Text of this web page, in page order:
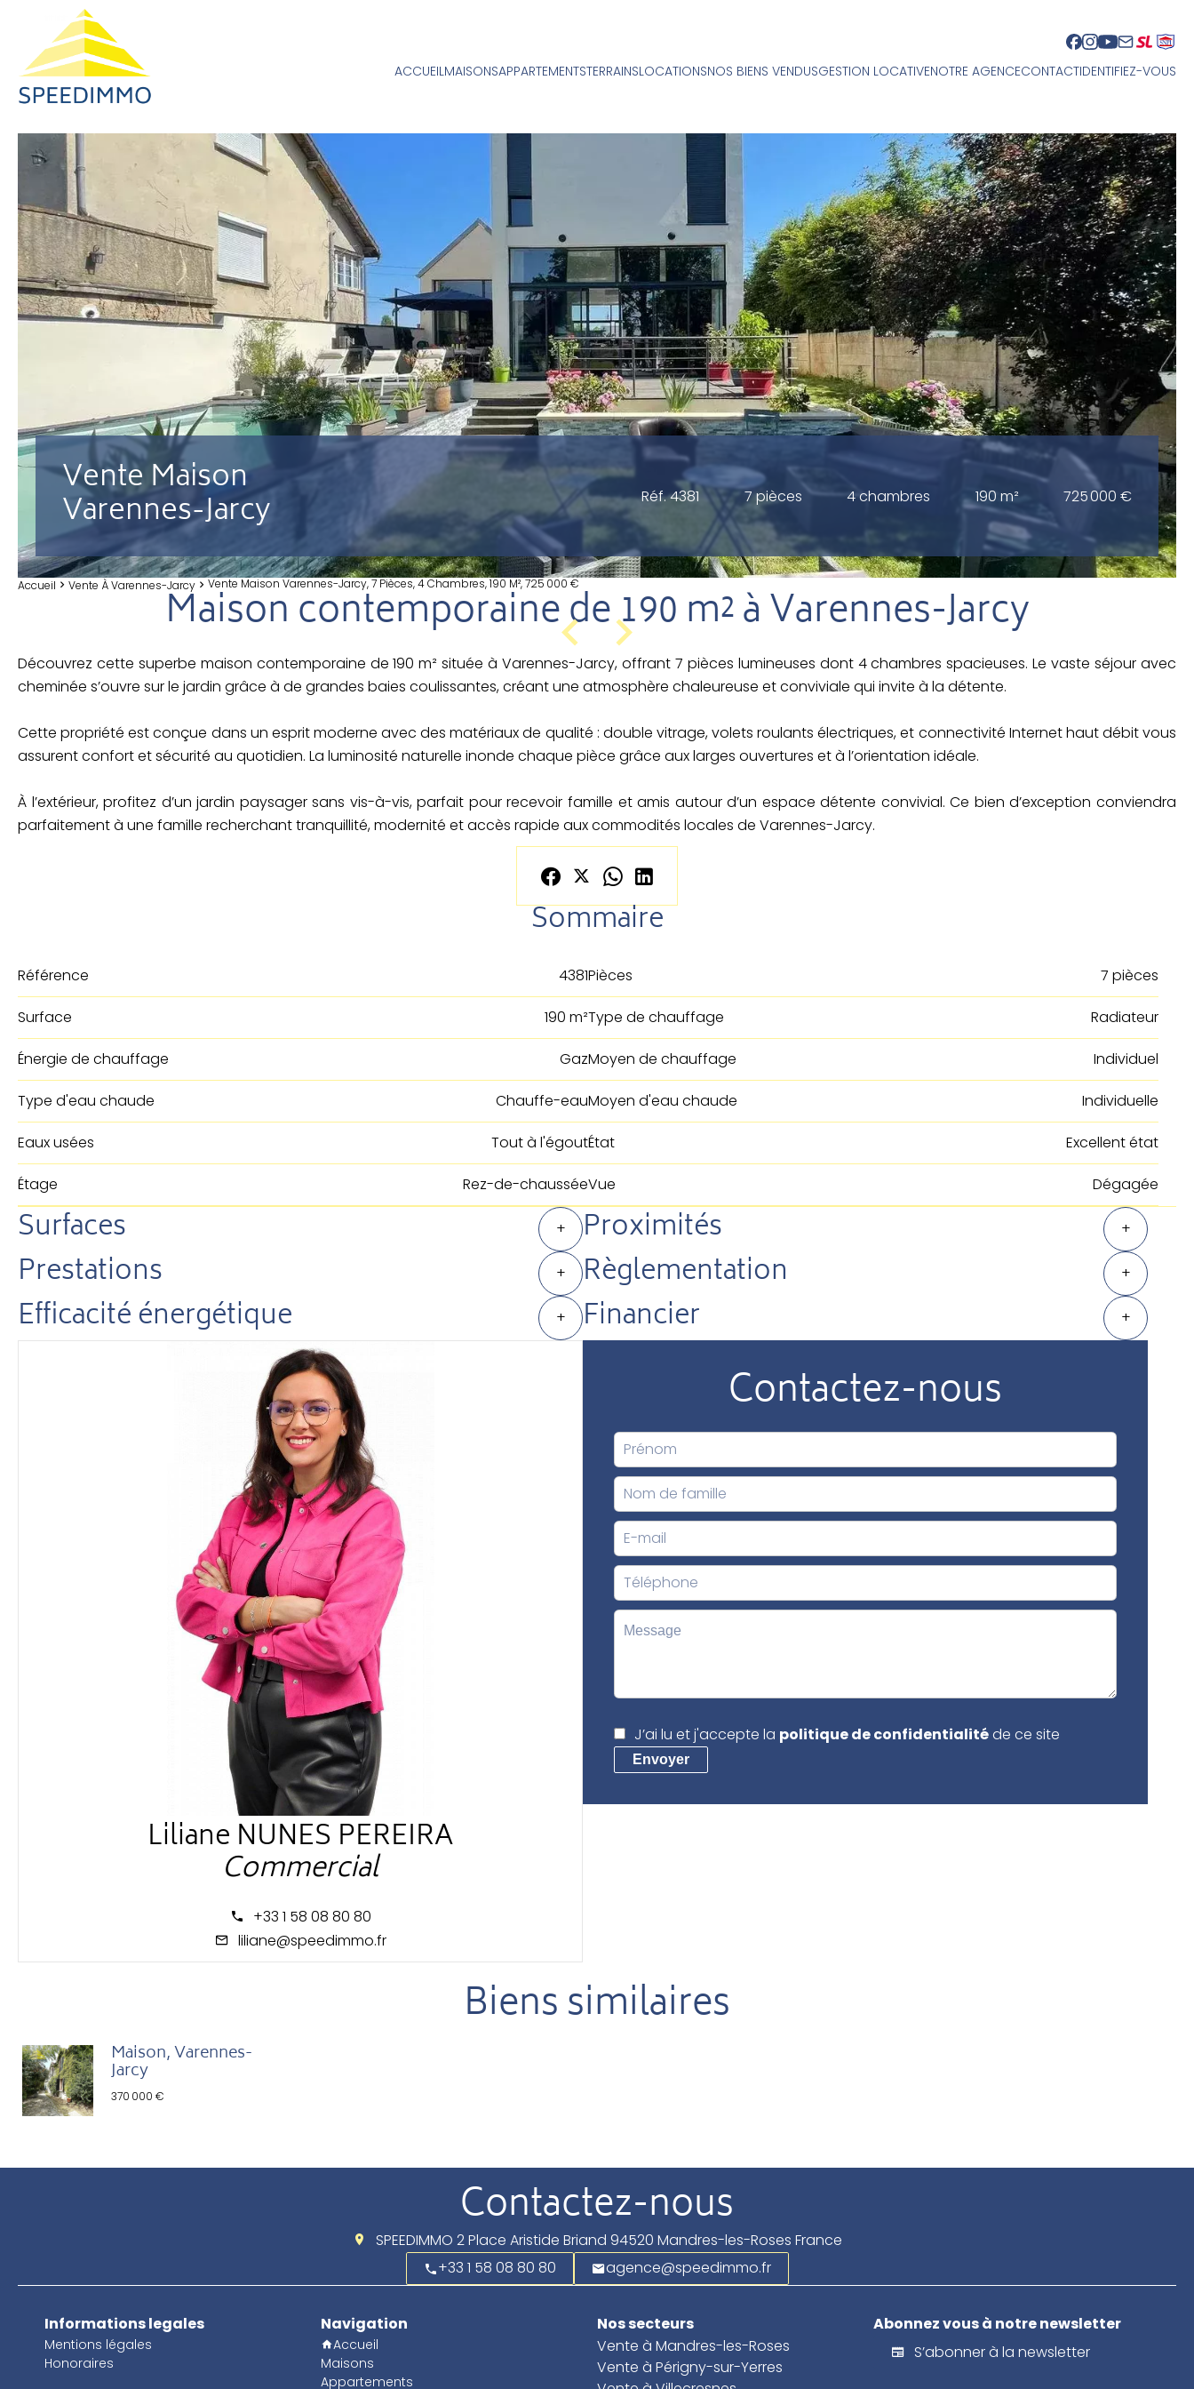
ACCUEILMAISONSAPPARTEMENTSTERRAINSLOCATIONSNOS BIENS VENDUSGESTION LOCATIVENOTRE AGENCECONTACTIDENTIFIEZ-VOUS
Vente Maison
Varennes-Jarcy Réf. 4381 7 pièces 4 chambres 190 m² 725 000 €
Accueil Vente À Varennes-Jarcy Vente Maison Varennes-Jarcy, 7 Pièces, 4 Chambres, 190 M², 725 000 €
Maison contemporaine de 190 m² à Varennes-Jarcy
Découvrez cette superbe maison contemporaine de 190 m² située à Varennes-Jarcy, offrant 7 pièces lumineuses dont 4 chambres spacieuses. Le vaste séjour avec
cheminée s’ouvre sur le jardin grâce à de grandes baies coulissantes, créant une atmosphère chaleureuse et conviviale qui invite à la détente.
Cette propriété est conçue dans un esprit moderne avec des matériaux de qualité : double vitrage, volets roulants électriques, et connectivité Internet haut débit vous
assurent confort et sécurité au quotidien. La luminosité naturelle inonde chaque pièce grâce aux larges ouvertures et à l’orientation idéale.
À l’extérieur, profitez d’un jardin paysager sans vis-à-vis, parfait pour recevoir famille et amis autour d’un espace détente convivial. Ce bien d’exception conviendra
parfaitement à une famille recherchant tranquillité, modernité et accès rapide aux commodités locales de Varennes-Jarcy.
Sommaire
Référence 4381Pièces 7 pièces
Surface 190 m²Type de chauffage Radiateur
Énergie de chauffage GazMoyen de chauffage Individuel
Type d'eau chaude Chauffe-eauMoyen d'eau chaude Individuelle
Eaux usées Tout à l'égoutÉtat Excellent état
Étage Rez-de-chausséeVue Dégagée
Surfaces + Proximités +
Prestations + Règlementation +
Efficacité énergétique + Financier +
Liliane NUNES PEREIRA
Commercial
+33 1 58 08 80 80
liliane@speedimmo.fr
Contactez-nous
J’ai lu et j'accepte la politique de confidentialitéde ce site
Envoyer
Biens similaires
Maison, Varennes-
Jarcy
370 000 €
Contactez-nous
SPEEDIMMO 2 Place Aristide Briand 94520 Mandres-les-Roses France
+33 1 58 08 80 80
agence@speedimmo.fr
Informations legales
Mentions légales
Honoraires
Navigation
Accueil
Maisons
Appartements
Nos secteurs
Vente à Mandres-les-Roses
Vente à Périgny-sur-Yerres
Abonnez vous à notre newsletter
S’abonner à la newsletter